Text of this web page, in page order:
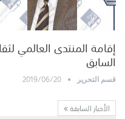
إقامة المنتدى العالمي
السابق
قسم التحرير 2019/06/20
الأخبار السابقة